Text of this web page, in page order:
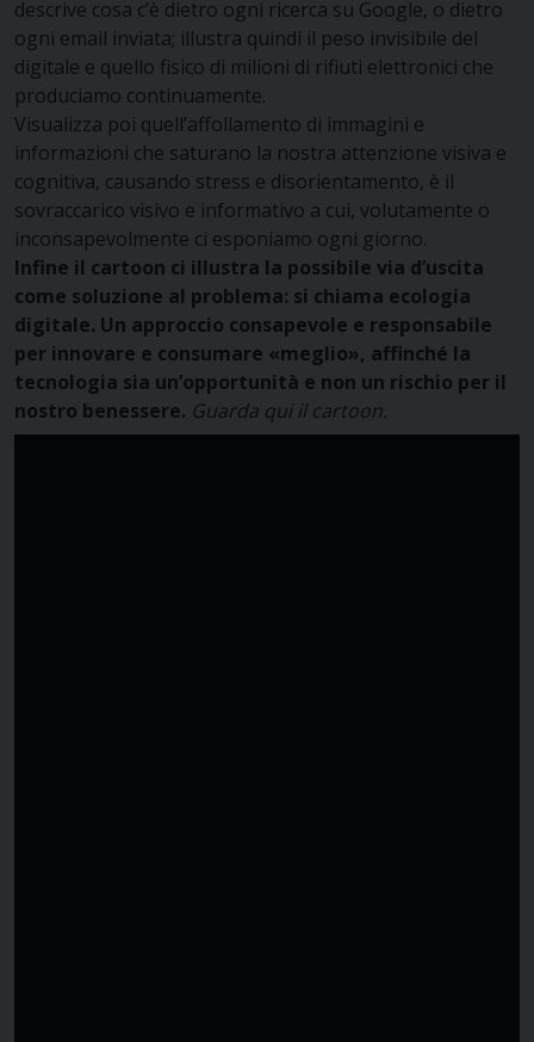
descrive cosa c’è dietro ogni ricerca su Google, o dietro
ogni email inviata; illustra quindi il peso invisibile del
digitale e quello fisico di milioni di rifiuti elettronici che
produciamo continuamente.
Visualizza poi quell’affollamento di immagini e
informazioni che saturano la nostra attenzione visiva e
cognitiva, causando stress e disorientamento, è il
sovraccarico visivo e informativo a cui, volutamente o
inconsapevolmente ci esponiamo ogni giorno.
Infine il cartoon ci illustra la possibile via d’uscita
come soluzione al problema: si chiama ecologia
digitale. Un approccio consapevole e responsabile
per innovare e consumare «meglio», affinché la
tecnologia sia un’opportunità e non un rischio per il
nostro benessere. Guarda qui il cartoon.